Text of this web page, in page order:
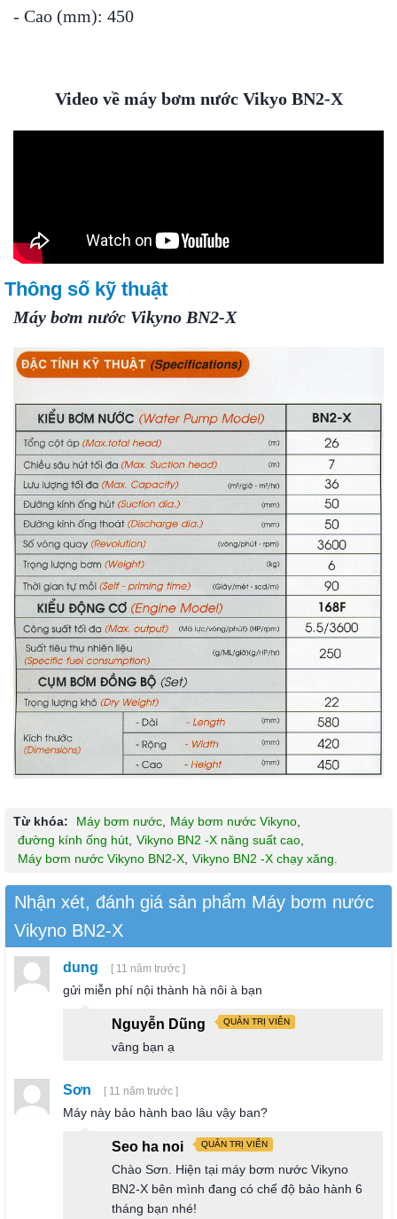
- Cao (mm): 450
Video về máy bơm nước Vikyo BN2-X
Thông số kỹ thuật
Máy bơm nước Vikyno BN2-X
Từ khóa: Máy bơm nước Máy bơm nước Vikyno
đường kính ống hút Vikyno BN2 -X năng suất cao
Máy bơm nước Vikyno BN2-X Vikyno BN2 -X chạy xăng.
Nhận xét, đánh giá sản phẩm Máy bơm nước
Vikyno BN2-X
dung [ 11 năm trước ]
gửi miễn phí nội thành hà nôi à bạn
Nguyễn Dũng QUẢN TRỊ VIÊN
vâng bạn ạ
Sơn [ 11 năm trước ]
Máy này bảo hành bao lâu vậy ban?
Seo ha noi QUẢN TRỊ VIÊN
Chào Sơn. Hiện tại máy bơm nước Vikyno
BN2-X bên mình đang có chế độ bảo hành 6
tháng bạn nhé!